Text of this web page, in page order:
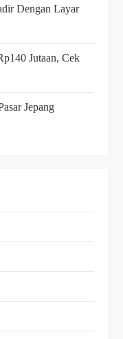
Dengan Layar
Jutaan, Cek
Jepang